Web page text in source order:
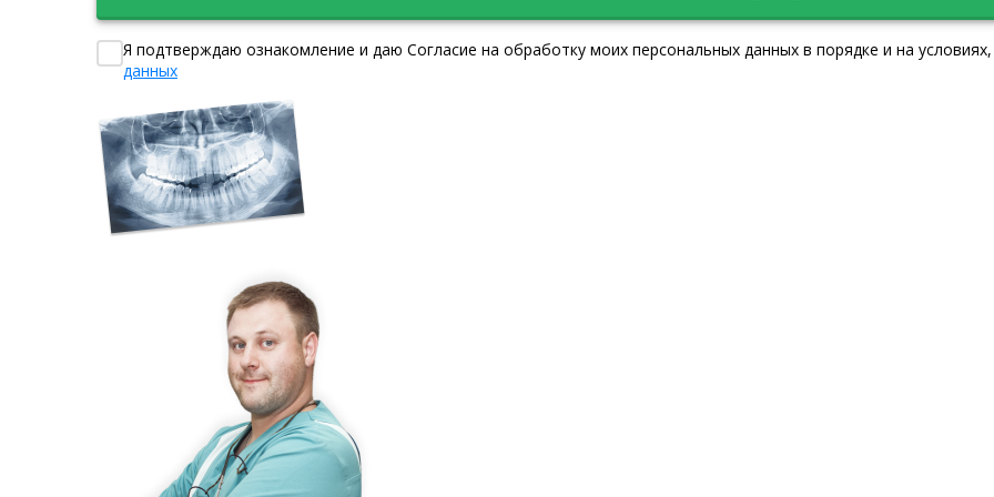
Я подтверждаю ознакомление и даю Согласие на обработку моих персональных данных в порядке и на условиях,
данных